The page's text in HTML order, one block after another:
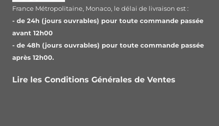
France Métropolitaine, Monaco, le délai de livraison est :
- de 24h (jours ouvrables) pour toute commande passée
avant 12h00
- de 48h (jours ouvrables) pour toute commande passée
après 12h00.
Lire les Conditions Générales de Ventes